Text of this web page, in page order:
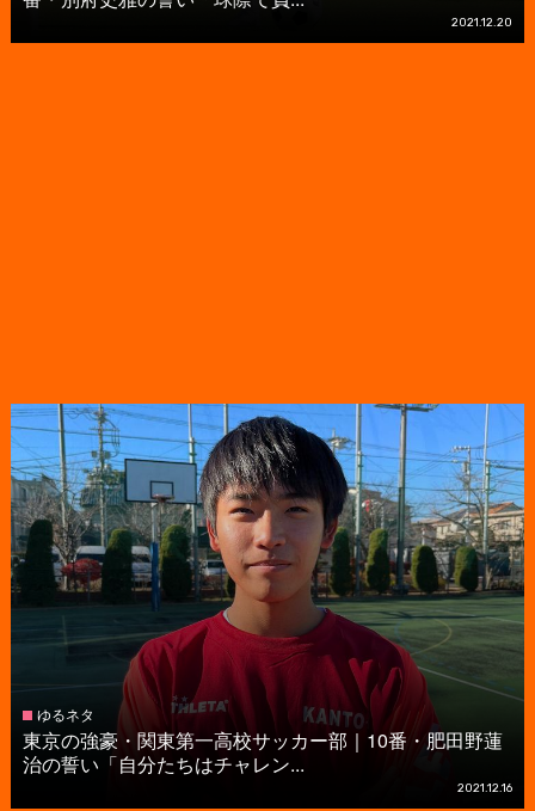
2021.12.20
ゆるネタ
東京の強豪・関東第一高校サッカー部｜10番・肥田野蓮
治の誓い「自分たちはチャレン...
2021.12.16